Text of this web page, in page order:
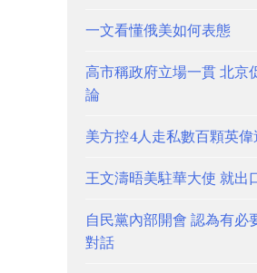
一文看懂俄美如何表態
高市稱政府立場一貫 北京
論
美方控4人走私數百顆英
王文濤晤美駐華大使 就出
自民黨內部開會 認為有必
對話